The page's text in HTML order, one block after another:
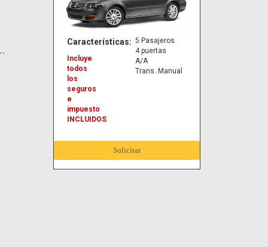
Características:
Incluye
todos
los
seguros
e
impuesto
INCLUIDOS
5 Pasajeros
4 puertas
A/A
Trans. Manual
Solicitar